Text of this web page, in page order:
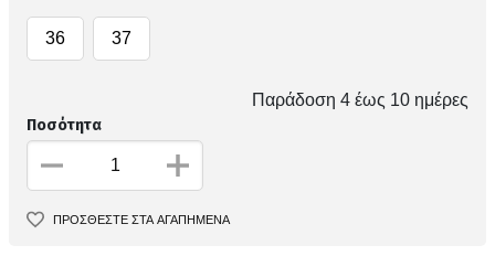
36 37
Παράδοση 4 έως 10 ημέρες
Ποσότητα
ΠΡΟΣΘΕΣΤΕ ΣΤΑ ΑΓΑΠΗΜΕΝΑ